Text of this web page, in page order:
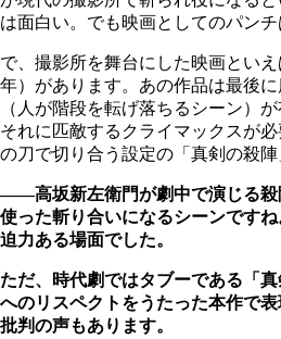
は面白い。でも映画としてのパンチ
で、撮影所を舞台にした映画とい
年）があります。あの作品は最後
（人が階段を転げ落ちるシーン）
それに匹敵するクライマックスが
の刀で切り合う設定の「真剣の殺陣
――高坂新左衛門が劇中で演じる殺
使った斬り合いになるシーンですね
迫力ある場面でした。
ただ、時代劇ではタブーである「
へのリスペクトをうたった本作で
批判の声もあります。